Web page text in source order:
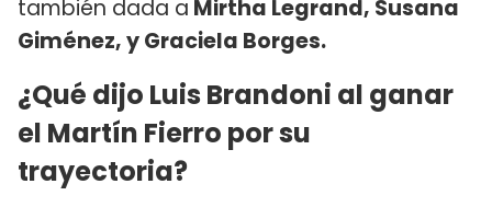
también dada a Mirtha Legrand, Susana
Giménez, y Graciela Borges.
¿Qué dijo Luis Brandoni al ganar
el Martín Fierro por su
trayectoria?